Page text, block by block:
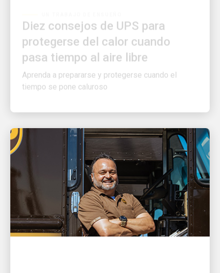
protegerse del calor cuando
pasa tiempo al aire libre
Aprenda a prepararse y protegerse cuando el
tiempo se pone caluroso